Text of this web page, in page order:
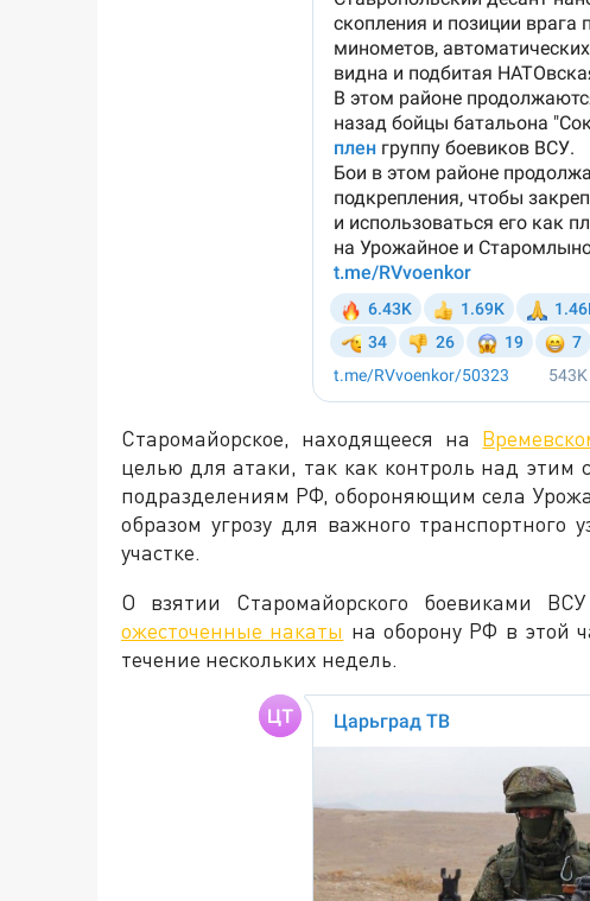
Старомайорское, находящееся на
целью для атаки, так как контроль над
подразделениям РФ, обороняющим села
образом угрозу для важного
участке.
О взятии Старомайорского боевиками
ожесточенные накаты на оборону РФ в этой
течение нескольких недель.